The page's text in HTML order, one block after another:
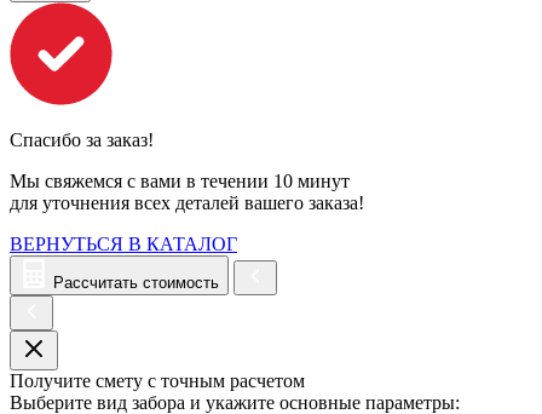
Спасибо за заказ!
Мы свяжемся с вами в течении 10 минут
для уточнения всех деталей вашего заказа!
ВЕРНУТЬСЯ В КАТАЛОГ
Рассчитать стоимость
Получите смету с точным расчетом
Выберите вид забора и укажите основные параметры: